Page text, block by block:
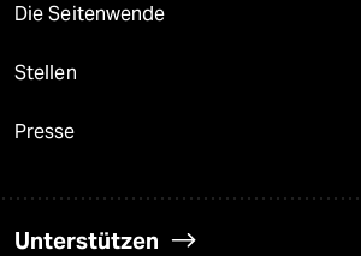
Die Seitenwende
Stellen
Presse
Unterstützen